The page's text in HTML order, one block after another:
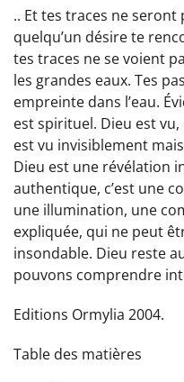
.. Et tes traces ne seront
quelqu’un désire te
tes traces ne se voient
les grandes eaux. Tes
empreinte dans l’eau.
est spirituel. Dieu est
est vu invisiblement
Dieu est une révélation
authentique, c’est une
une illumination, une
expliquée, qui ne peut
insondable. Dieu reste
pouvons comprendre
Editions Ormylia 2004.
Table des matières